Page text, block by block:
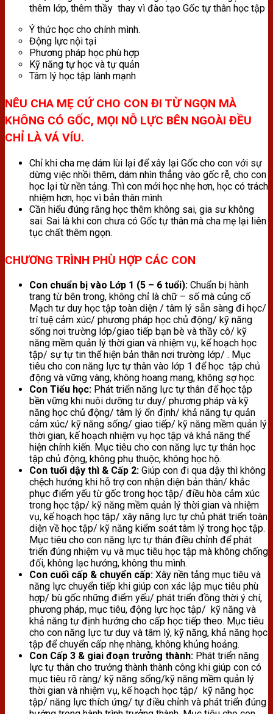
thêm lớp, thêm thầy thay vì đào tạo Gốc tự thân học tập
Ý thức học cho chính mình.
Động lực nội tại
Phương pháp học phù hợp
Kỹ năng tự học và tự quản
Tâm lý học tập lành mạnh
NÊU CHA MẸ CỨ CHO CON ĐI TỪ NGỌN MÀ
KHÔNG CÓ GỐC, MỌI NỖ LỰC BÊN NGOÀI ĐỀU
CHỈ LÀ VÁ VÍU.
Chỉ khi cha mẹ dám lùi lại để xây lại Gốc cho con với sự
dừng việc nhồi thêm, dám nhìn thẳng vào gốc rễ, cho con
học lại từ nền tảng. Thì con mới học nhẹ hơn, học có trách
nhiệm hơn, học vì bản thân mình.
Cần hiểu đúng rằng học thêm không sai, gia sư không
sai. Sai là khi con chưa có Gốc tự thân mà cha mẹ lại liên
tục chất thêm ngọn.
CHƯƠNG TRÌNH PHÙ HỢP CÁC CON
Con chuẩn bị vào Lớp 1 (5 – 6 tuổi): Chuẩn bị hành
trang từ bên trong, không chỉ là chữ – số mà củng cố
Mạch tư duy học tập toàn diện / tâm lý sẵn sàng đi học/
trí tuệ cảm xúc/ phương pháp học chủ động/ kỹ năng
sống nơi trường lớp/giao tiếp bạn bè và thầy cô/ kỹ
năng mềm quản lý thời gian và nhiệm vụ, kế hoạch học
tập/ sự tự tin thể hiện bản thân nơi trường lớp/ . Mục
tiêu cho con năng lực tự thân vào lớp 1 để học tập chủ
động và vững vàng, không hoang mang, không sợ học.
Con Tiểu học: Phát triển năng lực tự thân để học tập
bền vững khi nuôi dưỡng tư duy/ phương pháp và kỹ
năng học chủ động/ tâm lý ổn định/ khả năng tự quản
cảm xúc/ kỹ năng sống/ giao tiếp/ kỹ năng mềm quản lý
thời gian, kế hoạch nhiệm vụ học tập và khả năng thể
hiện chính kiến. Mục tiêu cho con năng lực tự thân học
tập chủ động, không phụ thuộc, không học hộ.
Con tuổi dậy thì & Cấp 2: Giúp con đi qua dậy thì không
chệch hướng khi hỗ trợ con nhận diện bản thân/ khắc
phục điểm yếu từ gốc trong học tập/ điều hòa cảm xúc
trong học tập/ kỹ năng mềm quản lý thời gian và nhiệm
vụ, kế hoạch học tập/ xây năng lực tự chủ phát triển toàn
diện về học tập/ kỹ năng kiểm soát tâm lý trong học tập.
Mục tiêu cho con năng lực tự thân điều chỉnh để phát
triển đúng nhiệm vụ và mục tiêu học tập mà không chống
đối, không lạc hướng, không thu mình.
Con cuối cấp & chuyển cấp: Xây nền tảng mục tiêu và
năng lực chuyển tiếp khi giúp con xác lập mục tiêu phù
hợp/ bù gốc những điểm yếu/ phát triển đồng thời ý chí,
phương pháp, mục tiêu, động lực học tập/ kỹ năng và
khả năng tự định hướng cho cấp học tiếp theo. Mục tiêu
cho con năng lực tư duy và tâm lý, kỹ năng, khả năng học
tập để chuyển cấp nhẹ nhàng, không khủng hoảng.
Con Cấp 3 & giai đoạn trưởng thành: Phát triển năng
lực tự thân cho trưởng thành thành công khi giúp con có
mục tiêu rõ ràng/ kỹ năng sống/kỹ năng mềm quản lý
thời gian và nhiệm vụ, kế hoạch học tập/ kỹ năng học
tập/ năng lực thích ứng/ tự điều chỉnh và phát triển đúng